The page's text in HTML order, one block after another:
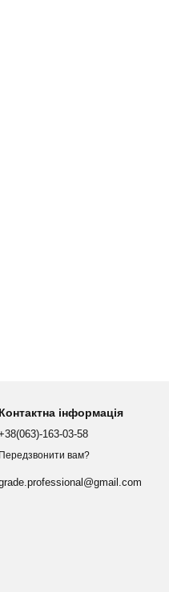
Контактна інформація
163-03-58
Передзвонити вам?